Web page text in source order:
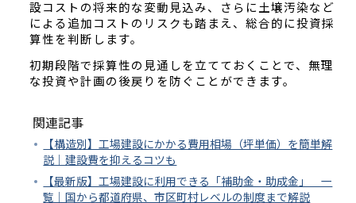
設コストの将来的な変動見込み、さらに土壌汚染など
による追加コストのリスクも踏まえ、総合的に投資採
算性を判断します。
初期段階で採算性の見通しを立てておくことで、無理
な投資や計画の後戻りを防ぐことができます。
関連記事
【構造別】工場建設にかかる費用相場（坪単価）を簡単解
説｜建設費を抑えるコツも
【最新版】工場建設に利用できる「補助金・助成金」 一
覧｜国から都道府県、市区町村レベルの制度まで解説